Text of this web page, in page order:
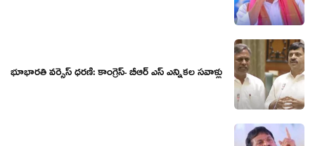
భూభారతి వ‌ర్సెస్‌ ధ‌ర‌ణి: కాంగ్రెస్- బీఆర్ ఎస్ ఎన్నిక‌ల స‌వాళ్లు